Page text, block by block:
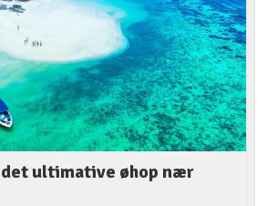
det ultimative øhop nær